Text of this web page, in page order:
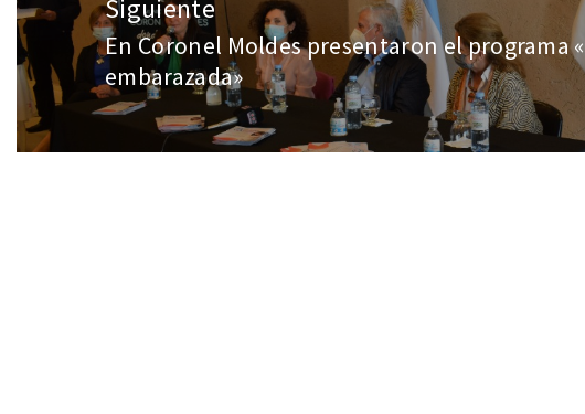
Siguiente
En Coronel Moldes presentaron el programa
embarazada»